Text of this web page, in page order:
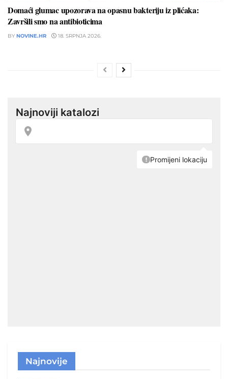
Domaći glumac upozorava na opasnu bakteriju iz plićaka:
Završili smo na antibioticima
BY NOVINE.HR 18. SRPNJA 2026.
Najnovije